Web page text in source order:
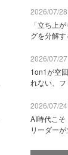
2026/07/
「立ち上
グを分解
2026/07/
1on1が空
れない、
2026/07/
AI時代こ
リーダー